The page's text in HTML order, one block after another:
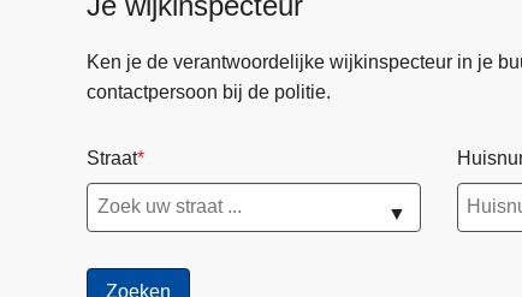
Ken je de verantwoordelijke wijkinspecteur in je
contactpersoon bij de politie.
Straat
▼